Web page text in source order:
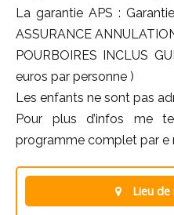
La garantie APS :
ASSURANCE
POURBOIRES INCLUS
euros par personne )
Les enfants ne sont pas
Pour plus d’infos me
programme complet par e
Lieu de